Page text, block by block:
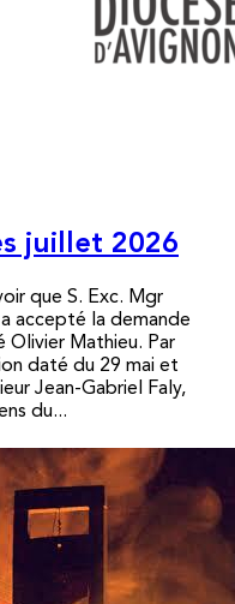
juillet 2026
que S. Exc. Mgr
a accepté la demande
Olivier Mathieu. Par
daté du 29 mai et
Jean-Gabriel Faly,
du...